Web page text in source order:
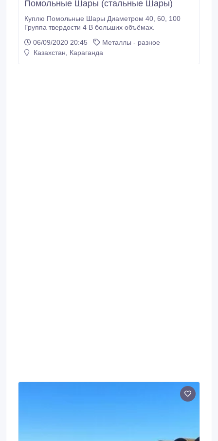
Помольные Шары (стальные Шары)
Куплю Помольные Шары Диаметром 40, 60, 100
Группа твердости 4 В больших объёмах.
06/09/2020 20:45
Металлы - разное
Казахстан, Караганда